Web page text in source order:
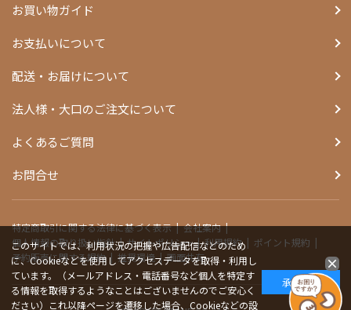
お買い物ガイド
お支払いについて
配送・お届けについて
法人様・大口のご注文について
よくあるご質問
お問合せ
特定商取引に関する法律に基づく表示
会社案内
個人情報の取り扱い指針
サイトポリシー 利用規約
ポイント規約
予約販売に関する規約
推奨環境 画面共有
このサイトでは、利用状況の把握や広告配信などのため
に、Cookieなどを使用してアクセスデータを取得・利用し
ています。（メールアドレス・電話番号など個人を特定す
る情報を取得するようなことはございませんのでご安心く
ださい）これ以降ページを遷移した場合、Cookieなどの設
承諾する